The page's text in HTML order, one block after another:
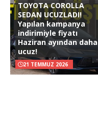
TOYOTA COROLLA
SEDAN UCUZLADI!
Yapılan kampanya
indirimiyle fiyatı
Haziran ayından daha
ucuz!
21 TEMMUZ 2026